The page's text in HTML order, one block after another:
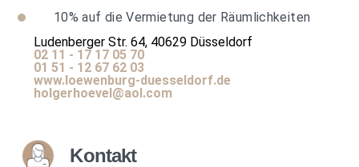
10% auf die Vermietung der Räumlichkeiten
Ludenberger Str. 64, 40629 Düsseldorf
02 11 - 17 17 05 70
01 51 - 12 67 62 03
www.loewenburg-duesseldorf.de
holgerhoevel@aol.com
Kontakt